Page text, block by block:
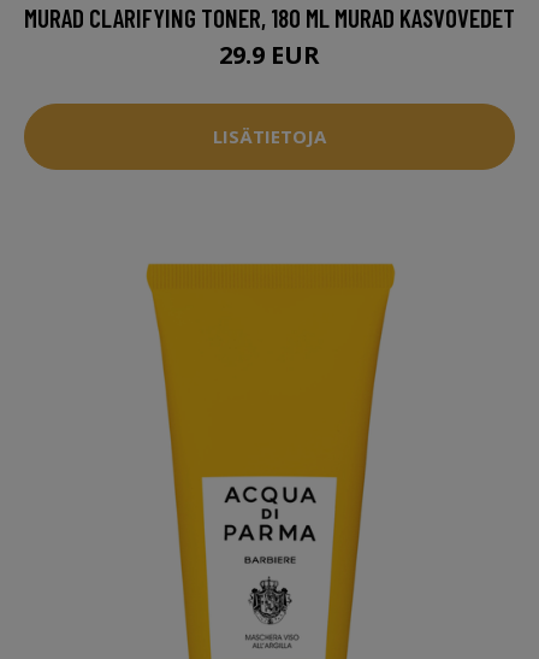
MURAD CLARIFYING TONER, 180 ML MURAD KASVOVEDET
29.9 EUR
LISÄTIETOJA